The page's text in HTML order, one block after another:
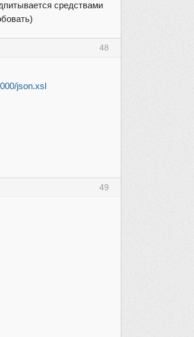
средствами
48
json.xsl
49